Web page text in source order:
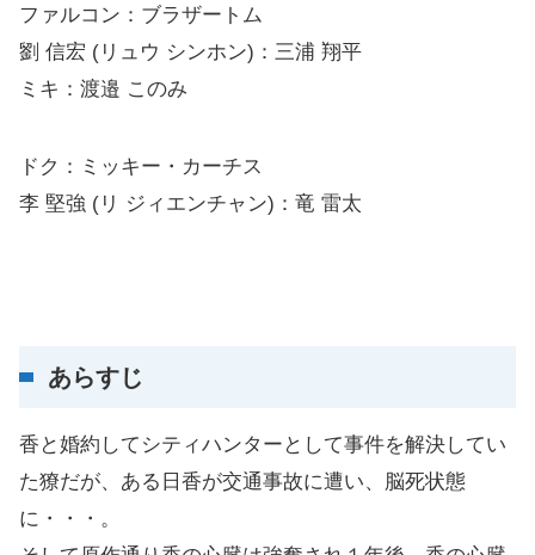
ファルコン：ブラザートム
劉 信宏 (リュウ シンホン)：三浦 翔平
ミキ：渡邉 このみ
ドク：ミッキー・カーチス
李 堅強 (リ ジィエンチャン)：竜 雷太
あらすじ
香と婚約してシティハンターとして事件を解決してい
た獠だが、ある日香が交通事故に遭い、脳死状態
に・・・。